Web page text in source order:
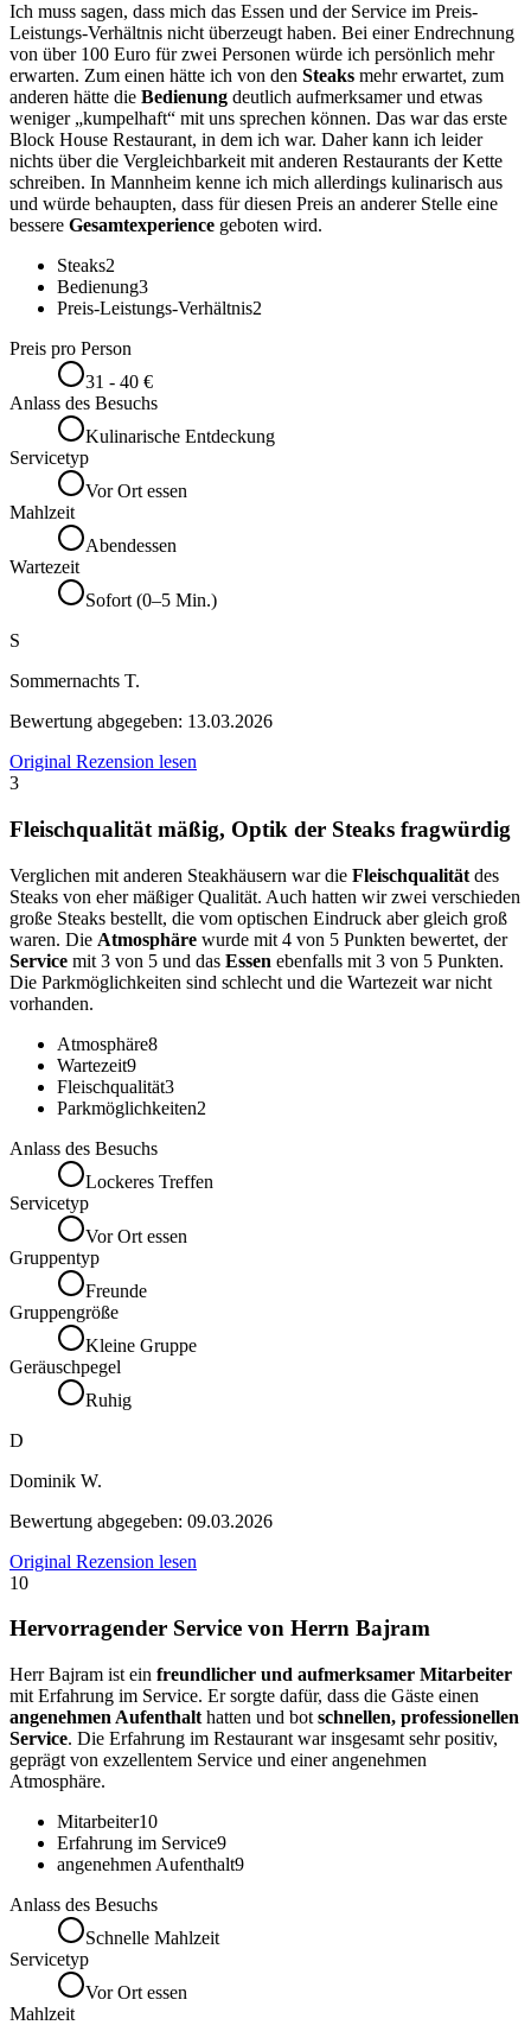
Ich muss sagen, dass mich das Essen und der Service im Preis-
Leistungs-Verhältnis nicht überzeugt haben. Bei einer Endrechnung
von über 100 Euro für zwei Personen würde ich persönlich mehr
erwarten. Zum einen hätte ich von den Steaks mehr erwartet, zum
anderen hätte die Bedienung deutlich aufmerksamer und etwas
weniger „kumpelhaft“ mit uns sprechen können. Das war das erste
Block House Restaurant, in dem ich war. Daher kann ich leider
nichts über die Vergleichbarkeit mit anderen Restaurants der Kette
schreiben. In Mannheim kenne ich mich allerdings kulinarisch aus
und würde behaupten, dass für diesen Preis an anderer Stelle eine
bessere Gesamtexperience geboten wird.
Steaks2
Bedienung3
Preis-Leistungs-Verhältnis2
Preis pro Person
31 - 40 €
Anlass des Besuchs
Kulinarische Entdeckung
Servicetyp
Vor Ort essen
Mahlzeit
Abendessen
Wartezeit
Sofort (0–5 Min.)
S
Sommernachts T.
Bewertung abgegeben: 13.03.2026
Original Rezension lesen
3
Fleischqualität mäßig, Optik der Steaks fragwürdig
Verglichen mit anderen Steakhäusern war die Fleischqualität des
Steaks von eher mäßiger Qualität. Auch hatten wir zwei verschieden
große Steaks bestellt, die vom optischen Eindruck aber gleich groß
waren. Die Atmosphäre wurde mit 4 von 5 Punkten bewertet, der
Service mit 3 von 5 und das Essen ebenfalls mit 3 von 5 Punkten.
Die Parkmöglichkeiten sind schlecht und die Wartezeit war nicht
vorhanden.
Atmosphäre8
Wartezeit9
Fleischqualität3
Parkmöglichkeiten2
Anlass des Besuchs
Lockeres Treffen
Servicetyp
Vor Ort essen
Gruppentyp
Freunde
Gruppengröße
Kleine Gruppe
Geräuschpegel
Ruhig
D
Dominik W.
Bewertung abgegeben: 09.03.2026
Original Rezension lesen
10
Hervorragender Service von Herrn Bajram
Herr Bajram ist ein freundlicher und aufmerksamer Mitarbeiter
mit Erfahrung im Service. Er sorgte dafür, dass die Gäste einen
angenehmen Aufenthalt hatten und bot schnellen, professionellen
Service. Die Erfahrung im Restaurant war insgesamt sehr positiv,
geprägt von exzellentem Service und einer angenehmen
Atmosphäre.
Mitarbeiter10
Erfahrung im Service9
angenehmen Aufenthalt9
Anlass des Besuchs
Schnelle Mahlzeit
Servicetyp
Vor Ort essen
Mahlzeit